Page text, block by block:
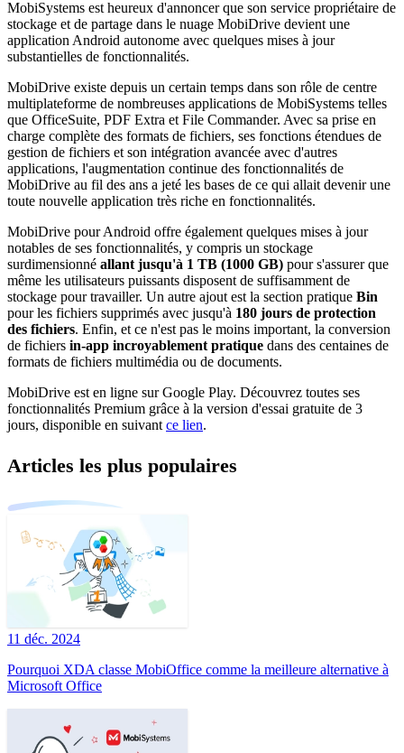
MobiSystems est heureux d'annoncer que son service propriétaire de
stockage et de partage dans le nuage MobiDrive devient une
application Android autonome avec quelques mises à jour
substantielles de fonctionnalités.
MobiDrive existe depuis un certain temps dans son rôle de centre
multiplateforme de nombreuses applications de MobiSystems telles
que OfficeSuite, PDF Extra et File Commander. Avec sa prise en
charge complète des formats de fichiers, ses fonctions étendues de
gestion de fichiers et son intégration avancée avec d'autres
applications, l'augmentation continue des fonctionnalités de
MobiDrive au fil des ans a jeté les bases de ce qui allait devenir une
toute nouvelle application très riche en fonctionnalités.
MobiDrive pour Android offre également quelques mises à jour
notables de ses fonctionnalités, y compris un stockage
surdimensionné allant jusqu'à 1 TB (1000 GB) pour s'assurer que
même les utilisateurs puissants disposent de suffisamment de
stockage pour travailler. Un autre ajout est la section pratique Bin
pour les fichiers supprimés avec jusqu'à 180 jours de protection
des fichiers. Enfin, et ce n'est pas le moins important, la conversion
de fichiers in-app incroyablement pratique dans des centaines de
formats de fichiers multimédia ou de documents.
MobiDrive est en ligne sur Google Play. Découvrez toutes ses
fonctionnalités Premium grâce à la version d'essai gratuite de 3
jours, disponible en suivant ce lien.
Articles les plus populaires
11 déc. 2024
Pourquoi XDA classe MobiOffice comme la meilleure alternative à
Microsoft Office